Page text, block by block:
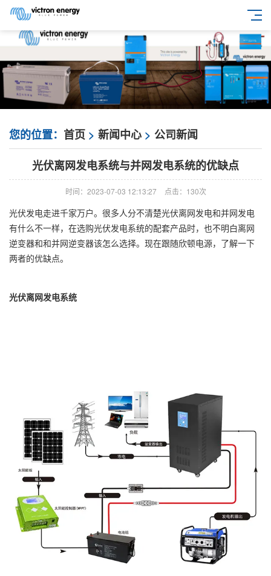
您的位置： 首页 > 新闻中心 > 公司新闻
光伏离网发电系统与并网发电系统的优缺点
时间：2023-07-03 12:13:27 点击： 130次
光伏发电走进千家万户。很多人分不清楚光伏离网发电和并网发电
有什么不一样，在选购光伏发电系统的配套产品时，也不明白离网
逆变器和和并网逆变器该怎么选择。现在跟随欣顿电源，了解一下
两者的优缺点。
光伏离网发电系统